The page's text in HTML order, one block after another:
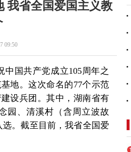
我省全国爱国主义教
09:50
国共产党成立105周年之
地。这次命名的77个示范
设兵团。其中，湖南省有
园、清溪村（含周立波故
。截至目前，我省全国爱